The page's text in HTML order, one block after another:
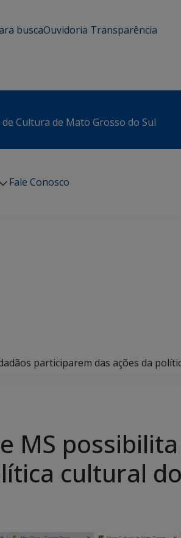
buscaOuvidoria Transparência
de Cultura de Mato Grosso do Sul
Fale Conosco
participarem das ações da
MS
cultural